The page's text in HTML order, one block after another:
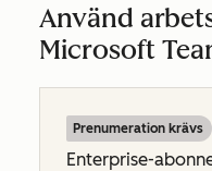
Använd
Microsoft
Prenumeration krävs
Enterprise-